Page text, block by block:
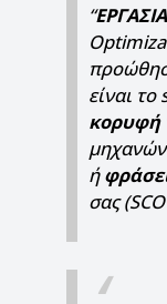
“ΕΡΓΑΣΙΑ
είναι
κορυφή
ή
σας